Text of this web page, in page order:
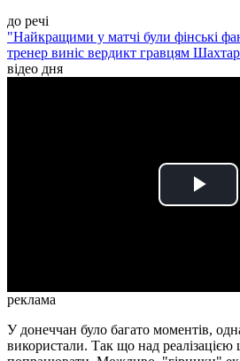
до речі
"Найкращими у матчі були фінські
тренер виніс вердикт гравцям
відео дня
Play
реклама
У донеччан було багато моментів,
використали. Так що над реалізацією